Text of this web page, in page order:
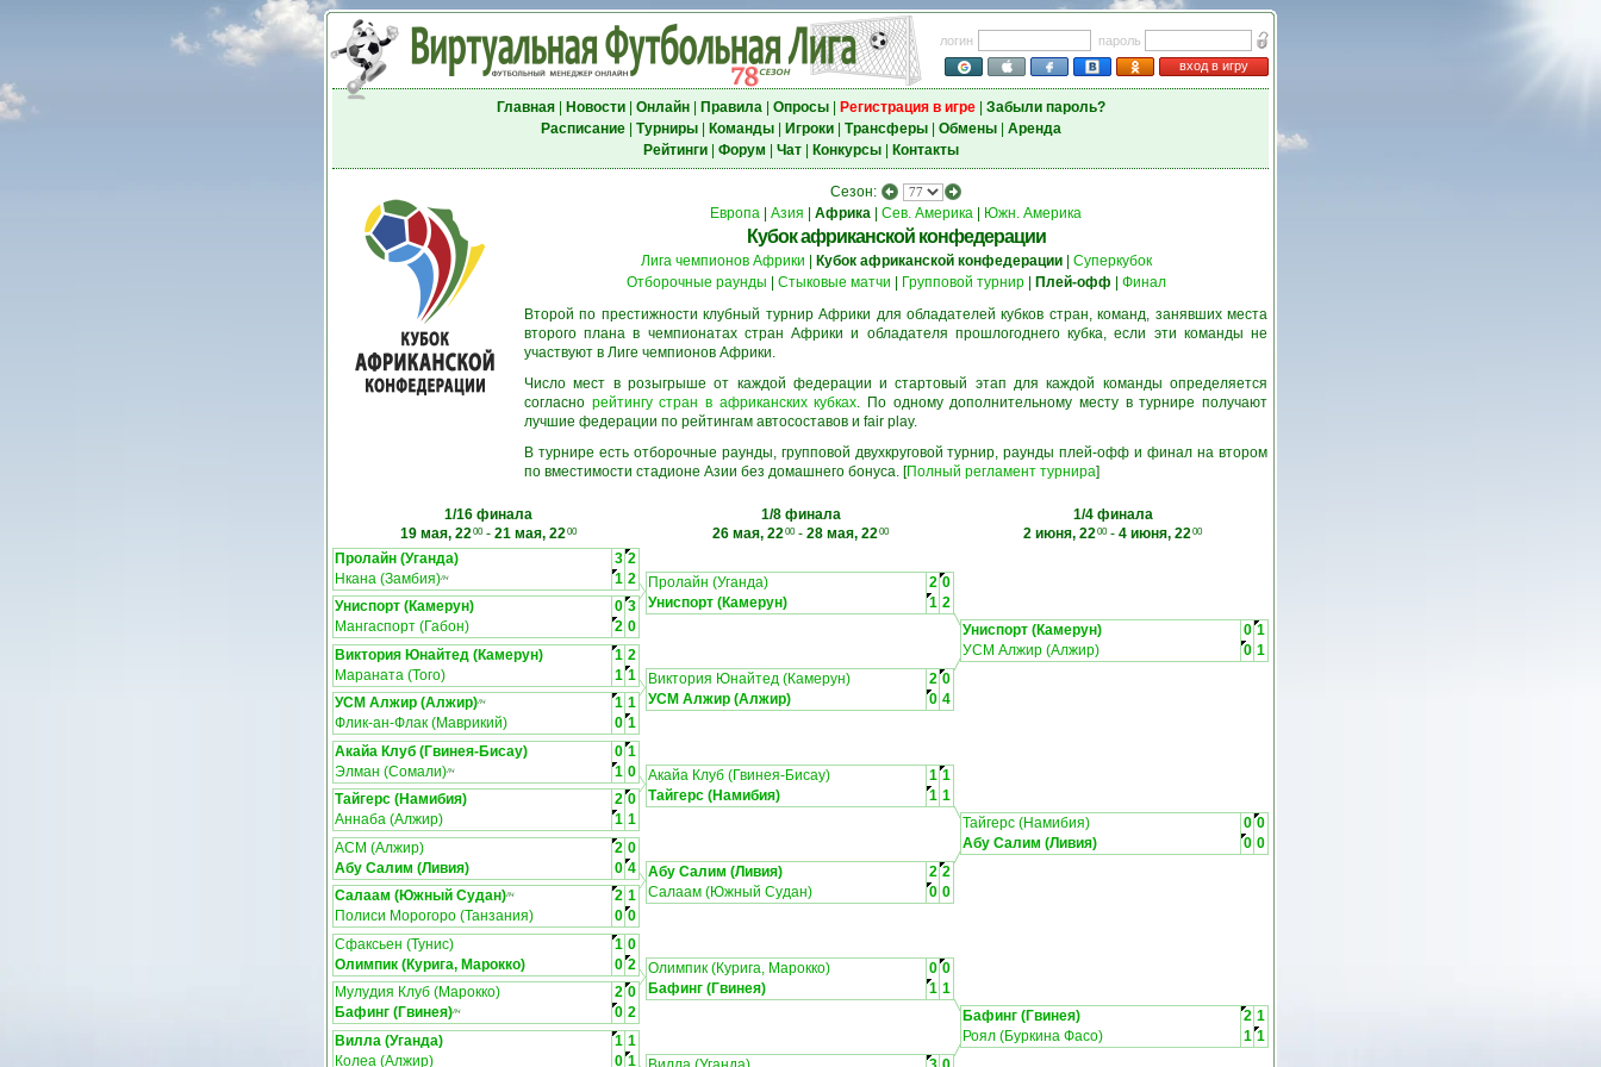
логин
пароль
вход в игру
Главная| Новости| Онлайн| Правила| Опросы| Регистрация в игре| Забыли пароль?
Расписание| Турниры| Команды| Игроки| Трансферы| Обмены| Аренда
Рейтинги| Форум Чат| Конкурсы| Контакты
Сезон:
Европа
Азия Африка Сев. Америка Южн. Америка
Кубок африканской конфедерации
Лига чемпионов Африки Кубок африканской конфедерации| Суперкубок
Отборочные раунды
Стыковые матчи Групповой турнир| Плей-офф
Финал
Второй по престижности клубный турнир Африки для обладателей кубков стран, команд, занявших места
второго плана в чемпионатах стран Африки и обладателя прошлогоднего кубка, если эти команды не
участвуют в Лиге чемпионов Африки.
Число мест в розыгрыше от каждой федерации и стартовый этап для каждой команды определяется
согласно рейтингу стран в африканских кубках. По одному дополнительному месту в турнире получают
лучшие федерации по рейтингам автосоставов и fair play.
В турнире есть отборочные раунды, групповой двухкруговой турнир, раунды плей-офф и финал на втором
по вместимости стадионе Азии без домашнего бонуса. [Полный регламент турнира]
1/16 финала
19 мая, 2200- 21 мая, 2200
1/8 финала
26 мая, 2200- 28 мая, 2200
1/4 финала
2 июня, 2200- 4 июня, 2200
Пролайн (Уганда) 3 2
Нкана (Замбия)ЛЧ 1 2
Униспорт (Камерун)
0 3
Мангаспорт (Габон)
2 0
Пролайн (Уганда) 2 0
Униспорт (Камерун)
1 2
Униспорт (Камерун)
0 1
УСМ Алжир (Алжир)
0 1
Виктория Юнайтед (Камерун) 1 2
Мараната (Того)
1 1
УСМ Алжир (Алжир)ЛЧ 1 1
Флик-ан-Флак (Маврикий)
0 1
Виктория Юнайтед (Камерун) 2 0
УСМ Алжир (Алжир)
0 4
Акайа Клуб (Гвинея-Бисау) 0 1
Элман (Сомали)ЛЧ 1 0
Тайгерс (Намибия)
2 0
Аннаба (Алжир)
1 1
Акайа Клуб (Гвинея-Бисау) 1 1
Тайгерс (Намибия)
1 1
Тайгерс (Намибия)
0 0
Абу Салим (Ливия)
0 0
АСМ (Алжир) 2 0
Абу Салим (Ливия)
0 4
Салаам (Южный Судан)ЛЧ 2 1
Полиси Морогоро (Танзания)
0 0
Абу Салим (Ливия) 2 2
Салаам (Южный Судан)
0 0
Сфаксьен (Тунис) 1 0
Олимпик (Курига, Марокко)
0 2
Мулудия Клуб (Марокко)
2 0
Бафинг (Гвинея)ЛЧ 0 2
Олимпик (Курига, Марокко) 0 0
Бафинг (Гвинея)
1 1
Бафинг (Гвинея)
2 1
Роял (Буркина Фасо)
1 1
Вилла (Уганда) 1 1
Колеа (Алжир)
0 1